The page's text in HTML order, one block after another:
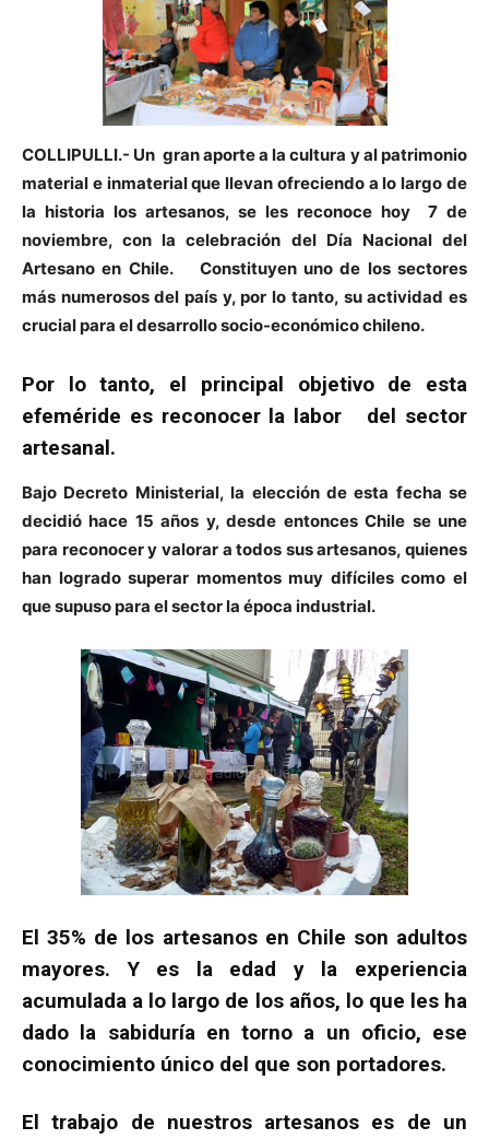
COLLIPULLI.- Un gran aporte a la cultura y al patrimonio
material e inmaterial que llevan ofreciendo a lo largo de
la historia los artesanos, se les reconoce hoy 7 de
noviembre, con la celebración del Día Nacional del
Artesano en Chile. Constituyen uno de los sectores
más numerosos del país y, por lo tanto, su actividad es
crucial para el desarrollo socio-económico chileno.
Por lo tanto, el principal objetivo de esta
efeméride es reconocer la labor del sector
artesanal.
Bajo Decreto Ministerial, la elección de esta fecha se
decidió hace 15 años y, desde entonces Chile se une
para reconocer y valorar a todos sus artesanos, quienes
han logrado superar momentos muy difíciles como el
que supuso para el sector la época industrial.
El 35% de los artesanos en Chile son adultos
mayores. Y es la edad y la experiencia
acumulada a lo largo de los años, lo que les ha
dado la sabiduría en torno a un oficio, ese
conocimiento único del que son portadores.
El trabajo de nuestros artesanos es de un